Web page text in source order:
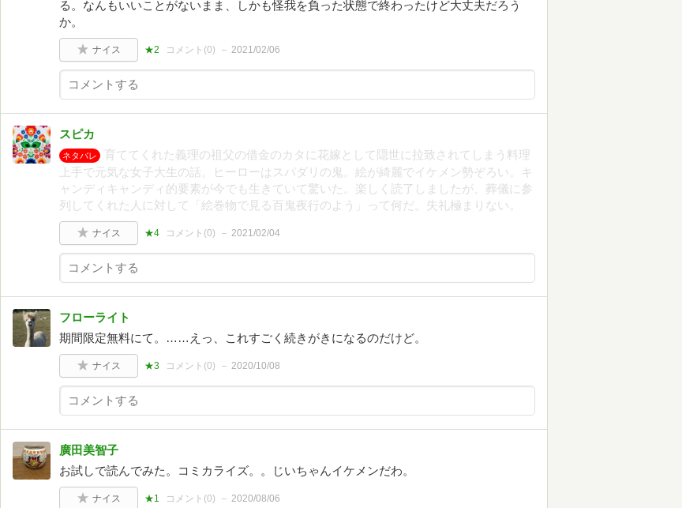
る。なんもいいことがないまま、しかも怪我を負った状態で終わったけど大丈夫だろう
か。
ナイス ★2 コメント(0) 2021/02/06
スピカ
ネタバレ
育ててくれた義理の祖父の借金のカタに花嫁として隠世に拉致されてしまう料理
上手で元気な女子大生の話。ヒーローはスパダリの鬼。絵が綺麗でイケメン勢ぞろい。キ
ャンディキャンディ的要素が今でも生きていて驚いた。楽しく読了しましたが、葬儀に参
列してくれた人に対して「絵巻物で見る百鬼夜行のよう」って何だ。失礼極まりない。
ナイス ★4 コメント(0) 2021/02/04
フローライト
期間限定無料にて。……えっ、これすごく続きがきになるのだけど。
ナイス ★3 コメント(0) 2020/10/08
廣田美智子
お試しで読んでみた。コミカライズ。。じいちゃんイケメンだわ。
ナイス ★1 コメント(0) 2020/08/06